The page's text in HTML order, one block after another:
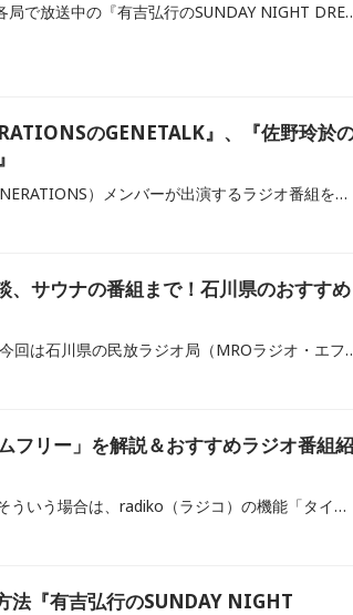
有吉弘行さんがパーソナリティーを務めるJFN各局で放送中の『有吉弘行のSUNDAY NIGHT
のGENETALK』、『佐野玲於
GENERATIONS from EXILE TRIBE（以下：GENERATIONS）メンバーが出演するラジオ番組をご紹介します。
、サウナの番組まで！石川県のおすすめ
都道府県別にラジオ番組を紹介するシリーズ。今回は石
リー」を解説＆おすすめラジオ番組紹
「好きなラジオ番組を聴き逃してしまった…」そういう場合は、radiko（ラジコ）の機能「タイムフリー」を使うと、聴くことができます。「タイムフリー」の解説とおすすめのラジオ番組をご紹介します。
法『有吉弘行のSUNDAY NIGHT